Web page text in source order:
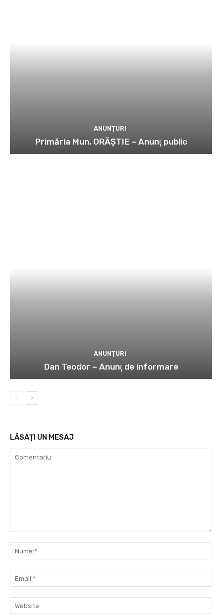
ANUNȚURI
Primăria Mun. ORĂȘTIE – Anunţ public
ANUNȚURI
Dan Teodor – Anunţ de informare
LĂSAȚI UN MESAJ